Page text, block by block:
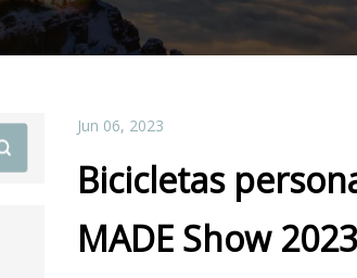
Jun 06, 2023
Bicicletas
MADE Show 2023